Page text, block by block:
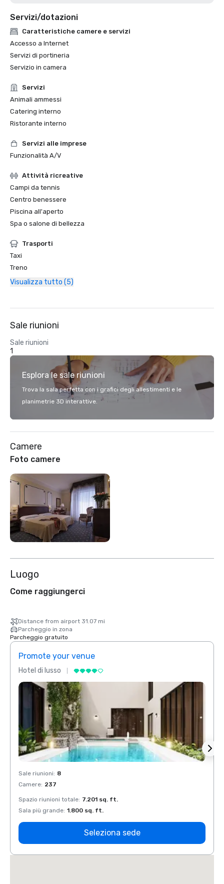
Servizi/dotazioni
Caratteristiche camere e servizi
Accesso a Internet
Servizi di portineria
Servizio in camera
Servizi
Animali ammessi
Catering interno
Ristorante interno
Servizi alle imprese
Funzionalità A/V
Attività ricreative
Campi da tennis
Centro benessere
Piscina all'aperto
Spa o salone di bellezza
Trasporti
Taxi
Treno
Visualizza tutto (5)
Sale riunioni
Sale riunioni
1
Esplora le sale riunioni
Trova la sala perfetta con i grafici degli allestimenti e le
planimetrie 3D interattive.
Camere
Foto camere
Luogo
Come raggiungerci
Distance from airport 31.07 mi
Parcheggio in zona
Parcheggio gratuito
Promote your venue
Hotel di lusso
Sale riunioni: 8
Camere: 237
Spazio riunioni totale: 7.201 sq. ft.
Sala più grande: 1.800 sq. ft.
Seleziona sede